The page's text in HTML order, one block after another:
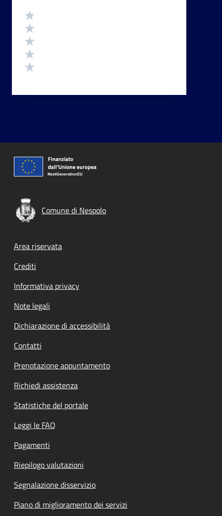
Valutazione
Comune di Nespolo
Footer menu
Area riservata
Crediti
Informativa privacy
Note legali
Dichiarazione di accessibilità
Contatti
Prenotazione appuntamento
Richiedi assistenza
Statistiche del portale
Leggi le FAQ
Pagamenti
Riepilogo valutazioni
Segnalazione disservizio
Piano di miglioramento dei servizi